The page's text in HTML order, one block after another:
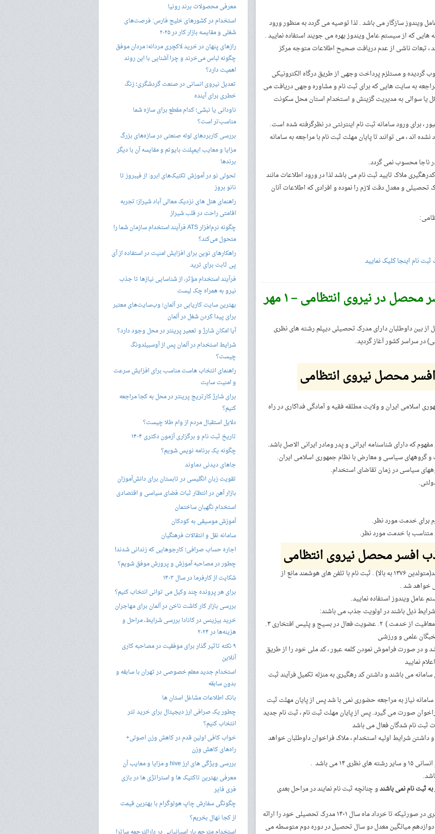
ویندوز سازگار می باشد . لذا توصیه می گردد به منظور ورود
که از سیستم عامل ویندوز بهره می جویند استفاده نمایید .
، تبعات ناشی از عدم دریافت صحیح اطلاعات متوجه مرکز
گردیده و مستلزم پرداخت وجهی از طریق درگاه الکترونیکی
مراجعه به سایت هایی که برای ثبت نام و مشاوره وجهی دریافت می
یا سوالی به مدیریت گزینش و استخدام استان محل سکونت
اند ، می توانند تا پایان مهلت ثبت نام با مراجعه به سامانه
ملاک تایید ثبت نام می باشد لذا در ورود اطلاعات مانند
تحصیلی و معدل دقت لازم را نموده و افرادی که اطلاعات آنان
نام اینجا کلیک نمایید
شروع ثبت نام جذب افسر محصل در نیروی انتظامی – ۱ مهر
بین داوطلبان دارای مدرک تحصیلی دیپلم رشته های نظری
در سراسر کشور آغاز گردید.
محصل نیروی انتظامی
اسلامی ایران و ولایت مطلقه فقیه و آمادگی فداکاری در راه
که دارای شناسنامه ایرانی و پدر ومادر ایرانی الاصل باشد.
افسر محصل نیروی انتظامی
حداقل سن ۱۸ سال و حداکثر ۲۵ سال می باشد(متولدین ۱۳۷۶ به بالا) . ثبت نام با تلفن های هوشمند مانع از
خواهد شد .
عامل ویندوز استفاده نمایید.
ذیل باشند در اولویت جذب می باشند:
۱. داشتن کارت پایان خدمت (به استثنا کارت معافیت از خدمت ) ۲. عضویت فعال در بسیج و پلیس افتخاری ۳.
علمی و ورزشی
و در صورت فراموش نمودن کلمه عبور ، کد ملی خود را از طریق
نمایید
می باشند و داشتن کد رهگیری به منزله تکمیل فرآیند ثبت
نیاز به مراجعه حضوری نمی با شد پس از پایان مهلت ثبت
صورت می گیرد. پس از پایان مهلت ثبت نام ، ثبت نام جدید
ثبت نام شدگان فعال می باشد
داشتن شرایط اولیه استخدام ، ملاک فراخوان داوطلبان خواهد
می باشد .
ثبت نام نمی باشندو چنانچه ثبت نام نمایند در مراحل بعدی
ثبت نام محصلین سال دوازدهم رشته های نظری در صورتیکه تا خرداد ماه سال ۱۴۰۱ مدرک تحصیلی خود را ارائه
میانگین معدل دو سال تحصیل در دوره دوم متوسطه می
معرفی محصولات برند رونیا
استخدام در کشورهای خلیج فارس: فرصت‌های
شغلی و مقایسه بازار کار در ۲۰۲۵
رازهای پنهان در خرید لاکچری مردانه؛ مردان موفق
چگونه لباس می‌خرند و چرا آشنایی با این روند
اهمیت دارد؟
تعدیل نیروی انسانی در صنعت گردشگری؛ زنگ
خطری برای آینده
ناودانی یا نبشی؛ کدام مقطع برای سازه شما
مناسب‌تر است؟
بررسی کاربردهای لوله صنعتی در سازه‌های بزرگ
مزایا و معایب ایمپلنت بایوتم و مقایسه آن با دیگر
برندها
تحولی نو در آموزش تکنیک‌های ابرو: از فیبروز تا
نانو بروز
راهنمای هتل های نزدیک معالی آباد شیراز؛ تجربه
اقامتی راحت در قلب شیراز
چگونه نرم‌افزار ATS فرآیند استخدام سازمان شما را
متحول می‌کند؟
راهکارهای نوین برای افزایش امنیت در استفاده از آی
پی ثابت برای ترید
فرآیند استخدام مؤثر، از شناسایی نیازها تا جذب
نیرو به همراه چک لیست
بهترین سایت کاریابی در آلمان؛ وب‌سایت‌های معتبر
برای پیدا کردن شغل در آلمان
آیا امکان شارژ و تعمیر پرینتر در محل وجود دارد؟
شرایط استخدام در آلمان پس از آوسبیلدونگ
چیست؟
راهنمای انتخاب هاست مناسب برای افزایش سرعت
و امنیت سایت
برای شارژ کارتریج پرینتر در محل به کجا مراجعه
کنیم؟
دلایل استقبال مردم از وام طلا چیست؟
تاریخ ثبت نام و برگزاری آزمون دکتری ۱۴۰۴
چگونه یک برنامه نویس شویم؟
جاهای دیدنی دماوند
تقویت زبان انگلیسی در تابستان برای دانش‌آموزان
بازار آهن در انتظار ثبات فضای سیاسی و اقتصادی
استخدام نگهبان ساختمان
آموزش موسیقی به کودکان
سامانه نقل و انتقالات فرهنگیان
اجاره حساب صرافی؛ کارجوهایی که زندانی شدند!
چطور در مصاحبه‌ آموزش و پرورش موفق شویم؟
شکایت از کارفرما در سال ۱۴۰۳
برای هر پرونده چند وکیل می توانی انتخاب کنیم؟
بررسی بازار کار کاشت ناخن در آلمان برای مهاجران
خرید بیزینس در کانادا بررسی شرایط، مراحل و
هزینه‌ها در ۲۰۲۴
۹ نکته تاثیر گذار برای موفقیت در مصاحبه کاری
آنلاین
استخدام جدید معلم خصوصی در تهران با سابقه و
بدون سابقه
بانک اطلاعات مشاغل استان ها
چطور یک صرافی ارز دیجیتال برای خرید تتر
انتخاب کنیم؟
خواب کافی اولین قدم در کاهش وزن اصولی+
راه‌های کاهش وزن
بررسی ویژگی های ارز hive و مزایا و معایب آن
معرفی بهترین تاکتیک ها و استراتژی ها در بازی
فری فایر
چگونگی سفارش چاپ هولوگرام با بهترین قیمت
از کجا نهال بخریم؟